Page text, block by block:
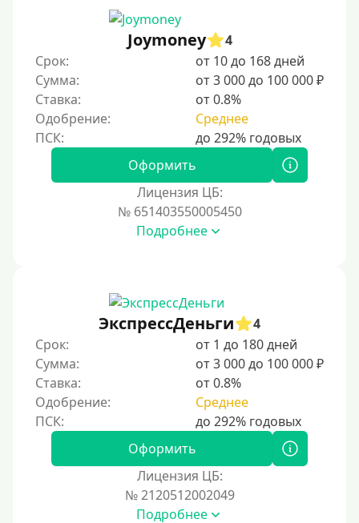
С ежемесячным платежом
Под низкий процент
Без процентов
Первый займ без процентов
Без процентов на 30 дней
С возможностью частичного погашения
Надежные
Без обмана
Без предоплат
Без электронной почты
С автоматическим одобрением
Без номера телефона
Joymoney
4
Срок:
от 10 до 168 дней
Сумма:
от 3 000 до 100 000 ₽
Ставка:
от 0.8%
Одобрение:
Среднее
Оформить
Лицензия ЦБ:
№ 651403550005450
Подробнее
ЭкспрессДеньги
4
Срок:
от 1 до 180 дней
Сумма:
от 3 000 до 100 000 ₽
Ставка:
от 0.8%
Одобрение:
Среднее
Оформить
Лицензия ЦБ:
№ 2120512002049
Подробнее